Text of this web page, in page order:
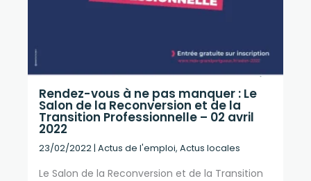
Rendez-vous à ne pas manquer : Le
Salon de la Reconversion et de la
Transition Professionnelle – 02 avril
2022
23/02/2022 | Actus de l'emploi, Actus locales
Le Salon de la Reconversion et de la Transition